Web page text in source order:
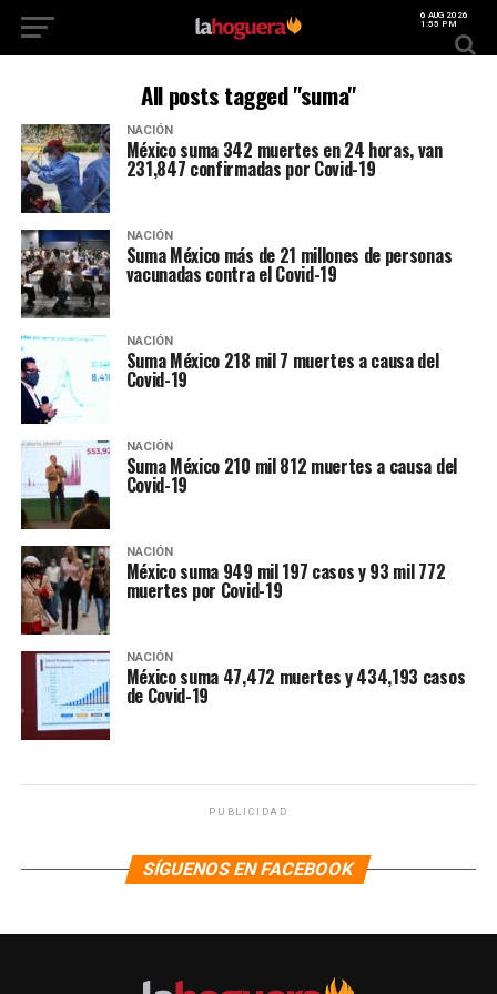
6 AUG 2026
1:55 PM
All posts tagged "suma"
NACIÓN
México suma 342 muertes en 24 horas, van
231,847 confirmadas por Covid-19
NACIÓN
Suma México más de 21 millones de personas
vacunadas contra el Covid-19
NACIÓN
Suma México 218 mil 7 muertes a causa del
Covid-19
NACIÓN
Suma México 210 mil 812 muertes a causa del
Covid-19
NACIÓN
México suma 949 mil 197 casos y 93 mil 772
muertes por Covid-19
NACIÓN
México suma 47,472 muertes y 434,193 casos
de Covid-19
PUBLICIDAD
SÍGUENOS EN FACEBOOK